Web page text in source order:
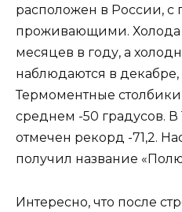
расположен в России, с
проживающими. Холода
месяцев в году, а
наблюдаются в
Термоментные
среднем -50 градусов.
отмечен рекорд -71,2.
получил название
Интересно, что после